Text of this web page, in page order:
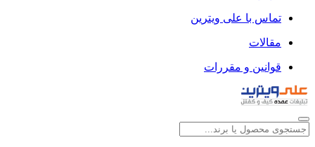
تماس با علی ویترین
مقالات
قوانین و مقررات